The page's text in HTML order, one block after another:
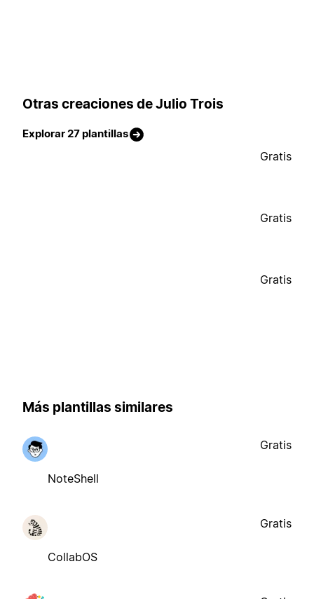
Otras creaciones de Julio Trois
Explorar 27 plantillas
Gratis
Gratis
Gratis
Más plantillas similares
NoteShell
Gratis
CollabOS
Gratis